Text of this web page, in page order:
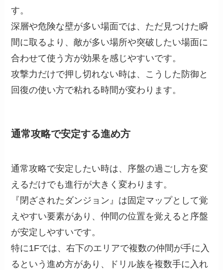
す。
深層や危険な壁が多い場面では、ただ見つけた瞬
間に取るより、敵が多い場所や突破したい場面に
合わせて使う方が効果を感じやすいです。
攻撃力だけで押し切れない時は、こうした防御と
回復の使い方で粘れる時間が変わります。
通常攻略で安定する進め方
通常攻略で安定したい時は、序盤の過ごし方を変
えるだけでも進行が大きく変わります。
『閉ざされたダンジョン』は固定マップとして覚
えやすい要素があり、仲間の位置を覚えると序盤
が安定しやすいです。
特に1Fでは、右下のエリアで複数の仲間が手に入
るという進め方があり、ドリル族を複数手に入れ